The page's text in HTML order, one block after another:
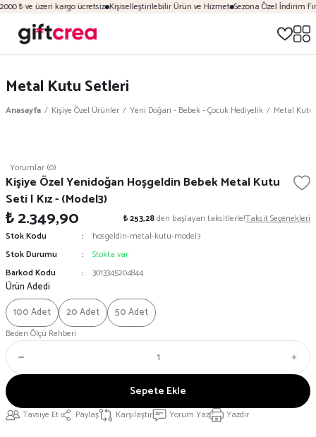
₺ ve üzeri kargo ücretsiz Kişiselleştirilebilir Ürün ve Hizmet Sezona Özel İndirim
Metal Kutu Setleri
Anasayfa Kişiye Özel Ürünler Yeni Doğan - Bebek - Çocuk Hediyelik Metal Kutu
Yorumlar (0)
Kişiye Özel Yenidoğan Hoşgeldin Bebek Metal Kutu
Seti | Kız - (Model3)
₺ 2.349,90 ₺ 253,28den başlayan taksitlerle!Taksit Seçenekleri
Stok Kodu
hosgeldin-metal-kutu-model3
Stok Durumu
Stokta var
Barkod Kodu
3013345204844
Ürün Adedi
100 Adet
20 Adet 50 Adet
Beden Ölçü Rehberi
Sepete Ekle
Tavsiye Et Paylaş Karşılaştır Yorum Yaz Yazdır